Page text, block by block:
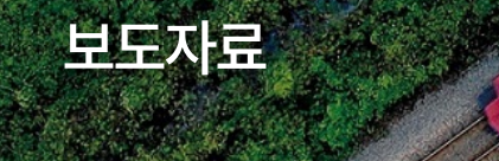
보도자료